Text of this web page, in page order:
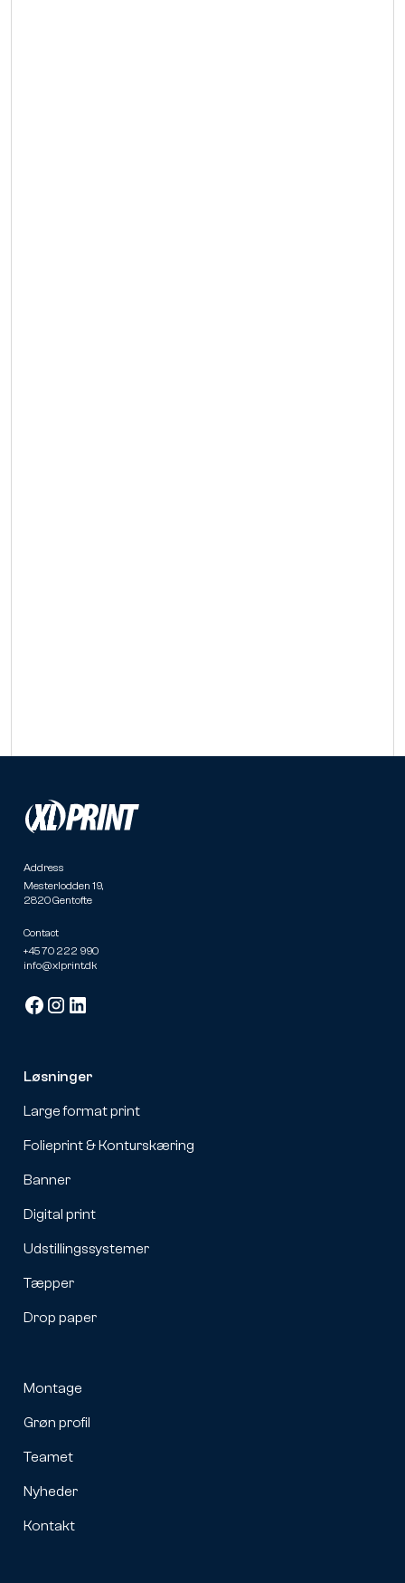
Address
Mesterlodden 19,
2820 Gentofte
Contact
+45 70 222 990
info@xlprint.dk
Løsninger
Large format print
Folieprint & Konturskæring
Banner
Digital print
Udstillingssystemer
Tæpper
Drop paper
Montage
Grøn profil
Teamet
Nyheder
Kontakt